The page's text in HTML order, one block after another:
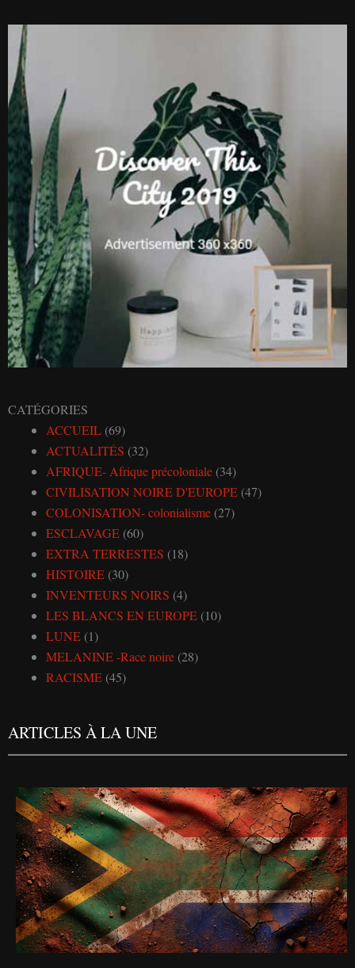
CATÉGORIES
ACCUEIL (69)
ACTUALITÉS (32)
AFRIQUE- Afrique précoloniale (34)
CIVILISATION NOIRE D'EUROPE (47)
COLONISATION- colonialisme (27)
ESCLAVAGE (60)
EXTRA TERRESTES (18)
HISTOIRE (30)
INVENTEURS NOIRS (4)
LES BLANCS EN EUROPE (10)
LUNE (1)
MELANINE -Race noire (28)
RACISME (45)
ARTICLES À LA UNE